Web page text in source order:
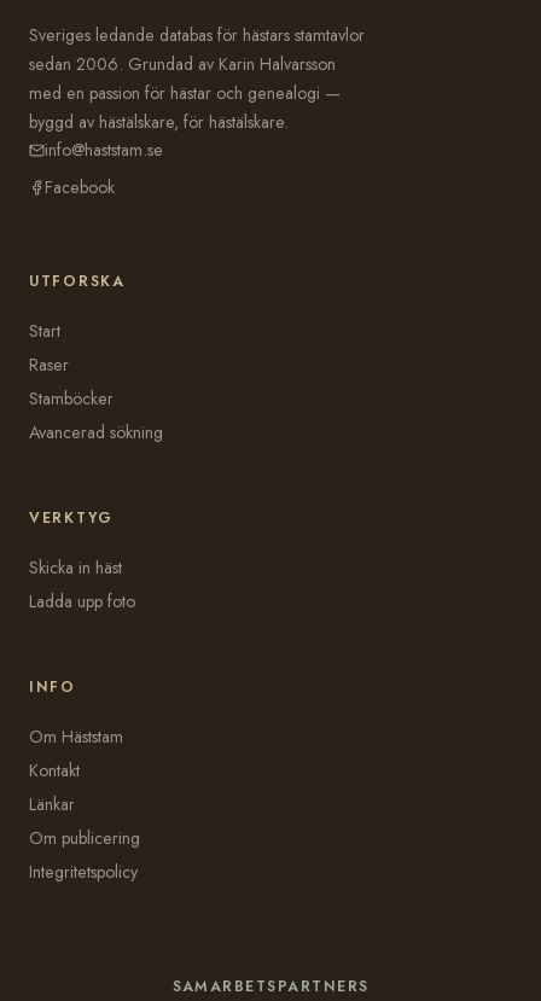
Sveriges ledande databas för hästars stamtavlor
sedan 2006. Grundad av Karin Halvarsson
med en passion för hästar och genealogi —
byggd av hästälskare, för hästälskare.
info@haststam.se
Facebook
UTFORSKA
Start
Raser
Stamböcker
Avancerad sökning
VERKTYG
Skicka in häst
Ladda upp foto
INFO
Om Häststam
Kontakt
Länkar
Om publicering
Integritetspolicy
SAMARBETSPARTNERS